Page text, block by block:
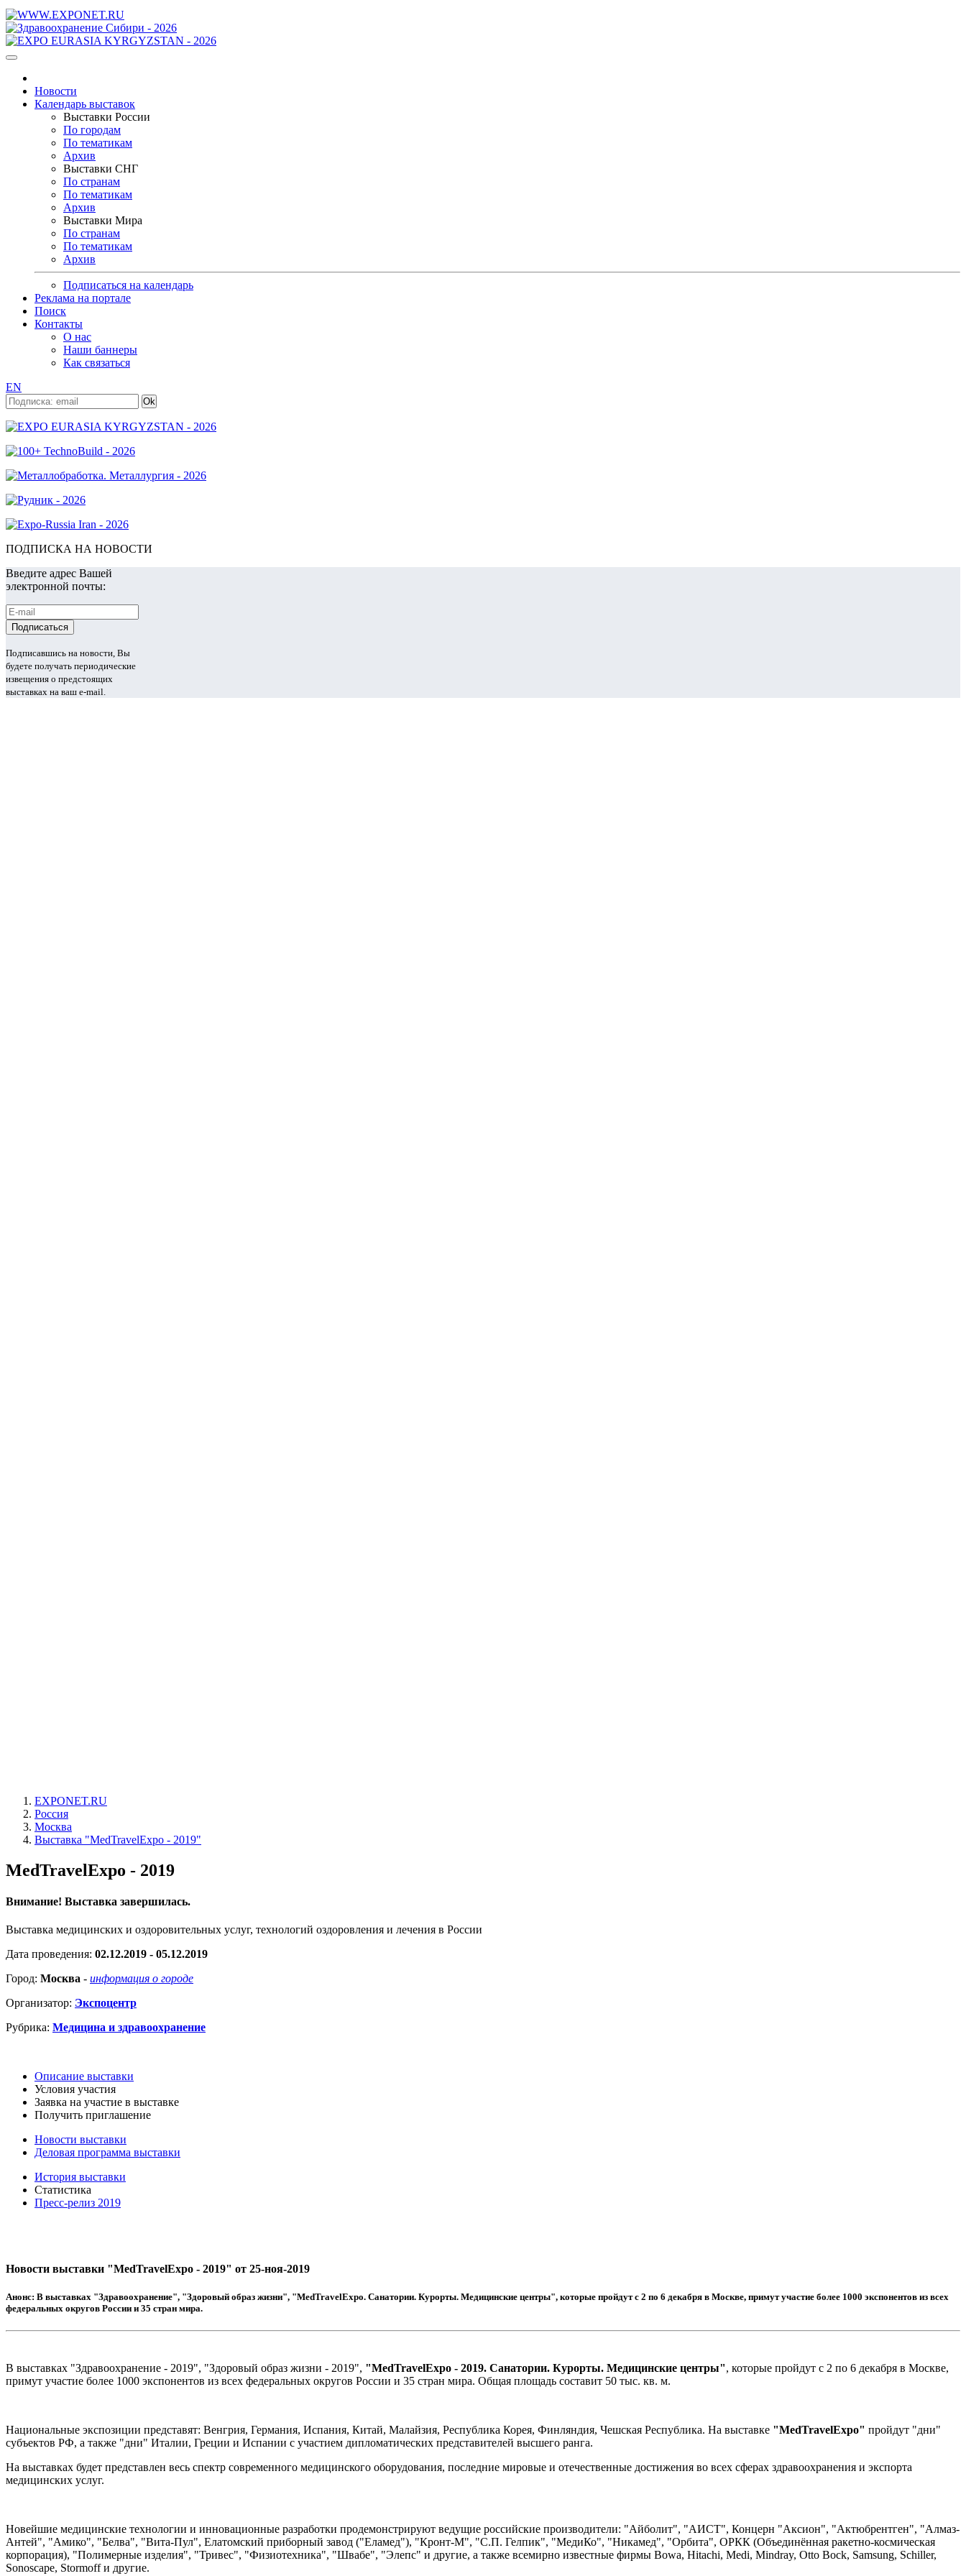
Новости
Календарь выставок
Выставки России
По городам
По тематикам
Архив
Выставки СНГ
По странам
По тематикам
Архив
Выставки Мира
По странам
По тематикам
Архив
Подписаться на календарь
Реклама на портале
Поиск
Контакты
О нас
Наши баннеры
Как связаться
EN
ПОДПИСКА НА НОВОСТИ
Введите адрес Вашей
электронной почты:
Подписавшись на новости, Вы
будете получать периодические
извещения о предстоящих
выставках на ваш e-mail.
EXPONET.RU
Россия
Москва
Выставка "MedTravelExpo - 2019"
MedTravelExpo - 2019
Внимание! Выставка завершилась.
Выставка медицинских и оздоровительных услуг, технологий оздоровления и лечения в России
Дата проведения: 02.12.2019 - 05.12.2019
Город: Москва - информация о городе
Организатор: Экспоцентр
Рубрика: Медицина и здравоохранение
Описание выставки
Условия участия
Заявка на участие в выставке
Получить приглашение
Новости выставки
Деловая программа выставки
История выставки
Статистика
Пресс-релиз 2019
Новости выставки "MedTravelExpo - 2019" от 25-ноя-2019
Анонс: В выставках "Здравоохранение", "Здоровый образ жизни", "MedTravelExpo. Санатории. Курорты. Медицинские центры", которые пройдут с 2 по 6 декабря в Москве, примут участие более 1000 экспонентов из всех
федеральных округов России и 35 стран мира.
В выставках "Здравоохранение - 2019", "Здоровый образ жизни - 2019", "MedTravelExpo - 2019. Санатории. Курорты. Медицинские центры", которые пройдут с 2 по 6 декабря в Москве,
примут участие более 1000 экспонентов из всех федеральных округов России и 35 стран мира. Общая площадь составит 50 тыс. кв. м.
Национальные экспозиции представят: Венгрия, Германия, Испания, Китай, Малайзия, Республика Корея, Финляндия, Чешская Республика. На выставке "MedTravelExpo" пройдут "дни"
субъектов РФ, а также "дни" Италии, Греции и Испании с участием дипломатических представителей высшего ранга.
На выставках будет представлен весь спектр современного медицинского оборудования, последние мировые и отечественные достижения во всех сферах здравоохранения и экспорта
медицинских услуг.
Новейшие медицинские технологии и инновационные разработки продемонстрируют ведущие российские производители: "Айболит", "АИСТ", Концерн "Аксион", "Актюбрентген", "Алмаз-
Антей", "Амико", "Белва", "Вита-Пул", Елатомский приборный завод ("Еламед"), "Кронт-М", "С.П. Гелпик", "МедиКо", "Никамед", "Орбита", ОРКК (Объединённая ракетно-космическая
корпорация), "Полимерные изделия", "Тривес", "Физиотехника", "Швабе", "Элепс" и другие, а также всемирно известные фирмы Bowa, Hitachi, Medi, Mindray, Otto Bock, Sаmsung, Schiller,
Sonoscape, Stormoff и другие.